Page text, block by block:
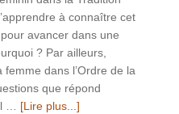
à connaître cet
avancer dans une
? Par ailleurs,
femme dans l’Ordre de la
que répond
… [Lire plus...]